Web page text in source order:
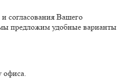
согласования Вашего
предложим удобные варианты
офиса.